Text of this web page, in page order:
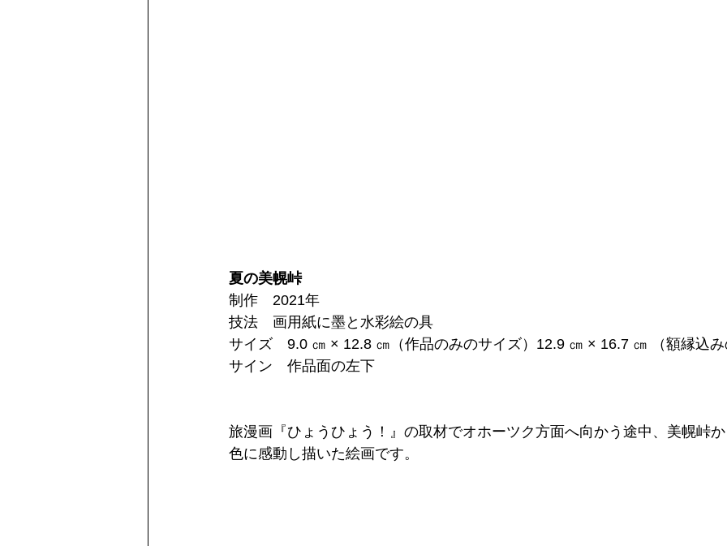
夏の美幌峠
制作　2021年
技法　画用紙に墨と水彩絵の具
サイズ　9.0 ㎝ × 12.8 ㎝（作品のみのサイズ）12.9 ㎝ × 16.7 ㎝ （額縁込み
サイン　作品面の左下
旅漫画『ひょうひょう！』の取材でオホーツク方面へ向かう途中、美幌峠
色に感動し描いた絵画です。